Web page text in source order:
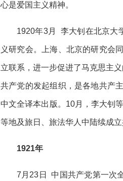
心是爱国主义精神。
1920年3月 李大钊在北京大
义研究会。上海、北京的研究会
立联系，进一步促进了马克思主
共产党的发起组织，是各地共产
中文全译本出版。10月，李大钊
等地及旅日、旅法华人中陆续成立
1921年
7月23日 中国共产党第一次